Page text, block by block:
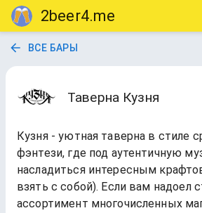
2beer4.me
ВСЕ БАРЫ
Таверна Кузня
Кузня - уютная таверна в стиле
фэнтези, где под аутентичную
насладиться интересным
взять с собой). Если вам надоел
ассортимент многочисленных